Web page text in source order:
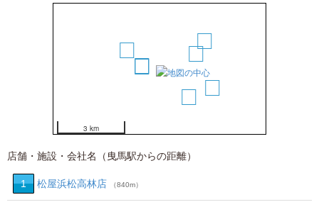
3 km
店舗・施設・会社名（曳馬駅からの距離）
1 松屋浜松高林店 （840m）